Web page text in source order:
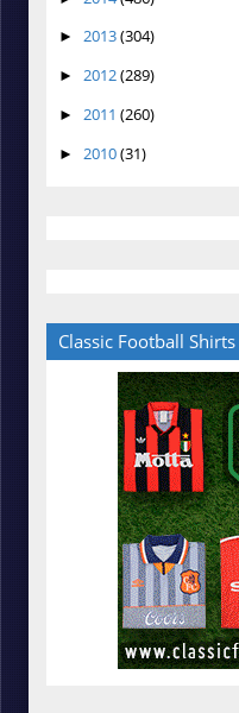
► 2013(304)
► 2012(289)
► 2011 (260)
► 2010(31)
Classic Football Shirts